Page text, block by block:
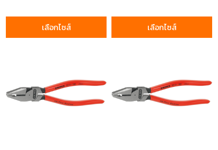
เลือกไซส์ เลือกไซส์